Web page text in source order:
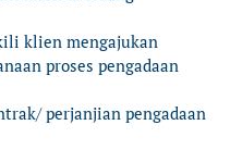
klien mengajukan
proses pengadaan
perjanjian pengadaan